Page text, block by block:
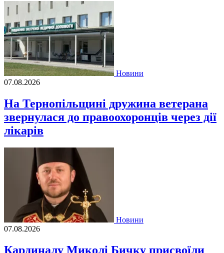
Новини
07.08.2026
На Тернопільщині дружина ветерана
звернулася до правоохоронців через дії
лікарів
Новини
07.08.2026
Кардиналу Миколі Бичку присвоїли